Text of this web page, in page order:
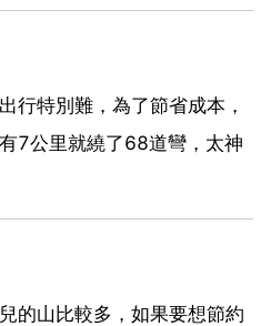
行特別難，為了節省成本，
7公里就繞了68道彎，太神
的山比較多，如果要想節約